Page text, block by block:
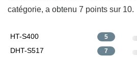
catégorie, a obtenu 7 points sur 10.
HT-S400 5
DHT-S517 7